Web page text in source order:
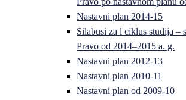
Nastavni plan 2014-15
Silabusi za l ciklus studija –
Pravo od 2014–2015 a. g.
Nastavni plan 2012-13
Nastavni plan 2010-11
Nastavni plan od 2009-10